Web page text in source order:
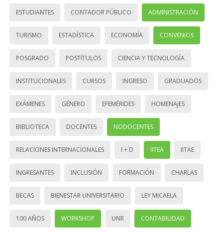
ESTUDIANTES CONTADOR PÚBLICO ADMINISTRACIÓN
TURISMO ESTADÍSTICA ECONOMÍA CONVENIOS
POSGRADO POSTÍTULOS CIENCIA Y TECNOLOGÍA
INSTITUCIONALES CURSOS INGRESO GRADUADOS
EXÁMENES GÉNERO EFEMÉRIDES HOMENAJES
BIBLIOTECA DOCENTES NODOCENTES
RELACIONES INTERNACIONALES I + D IITEA IITAE
INGRESANTES INCLUSIÓN FORMACIÓN CHARLAS
BECAS BIENESTAR UNIVERSITARIO LEY MICAELA
100 AÑOS WORKSHOP UNR CONTABILIDAD